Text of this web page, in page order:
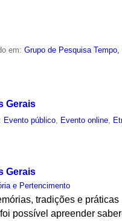
em:Grupo de Pesquisa Tempo,
Gerais
Evento público, Evento online,
Gerais
e Pertencimento
tradições e práticas
possível apreender